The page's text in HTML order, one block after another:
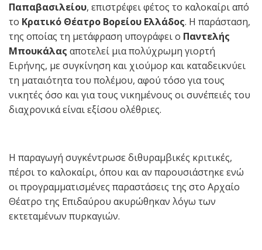
Παπαβασιλείου, επιστρέφει φέτος το καλοκαίρι από
το Κρατικό Θέατρο Βορείου Ελλάδος. Η παράσταση,
της οποίας τη μετάφραση υπογράφει ο Παντελής
Μπουκάλας αποτελεί μια πολύχρωμη γιορτή
Ειρήνης, με συγκίνηση και χιούμορ και καταδεικνύει
τη ματαιότητα του πολέμου, αφού τόσο για τους
νικητές όσο και για τους νικημένους οι συνέπειές του
διαχρονικά είναι εξίσου ολέθριες.
Η παραγωγή συγκέντρωσε διθυραμβικές κριτικές,
πέρσι το καλοκαίρι, όπου και αν παρουσιάστηκε ενώ
οι προγραμματισμένες παραστάσεις της στο Αρχαίο
Θέατρο της Επιδαύρου ακυρώθηκαν λόγω των
εκτεταμένων πυρκαγιών.